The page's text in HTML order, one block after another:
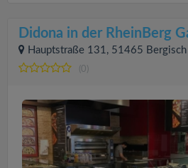
Didona in der RheinBerg
Hauptstraße 131, 51465 Bergisch
(0)